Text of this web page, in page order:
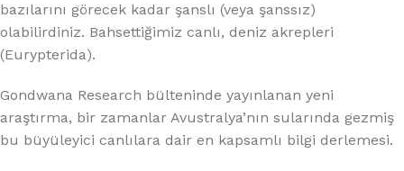
bazılarını görecek kadar şanslı (veya şanssız)
olabilirdiniz. Bahsettiğimiz canlı, deniz akrepleri
(Eurypterida).
Gondwana Research bülteninde yayınlanan yeni
araştırma, bir zamanlar Avustralya’nın sularında gezmiş
bu büyüleyici canlılara dair en kapsamlı bilgi derlemesi.